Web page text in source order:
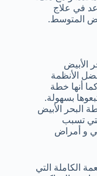
في علاج
المتوسط.
الأبيض
الأنظمة
أنها خطة
بسهولة.
البحر الأبيض
تسبب
و أمراض
الكاملة التي